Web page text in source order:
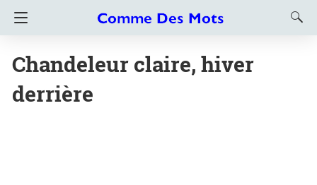
Chandeleur claire, hiver
derrière